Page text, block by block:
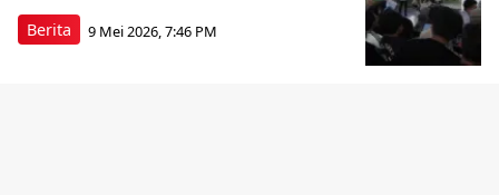
Berita 9 Mei 2026, 7:46 PM